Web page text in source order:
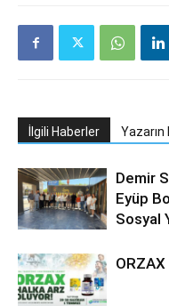
İlgili Haberler Yazarın
Demir
Eyüp
Sosyal
ORZAX